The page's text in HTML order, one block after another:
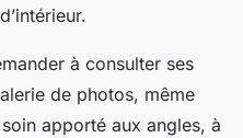
à consulter ses
de photos, même
apporté aux angles, à